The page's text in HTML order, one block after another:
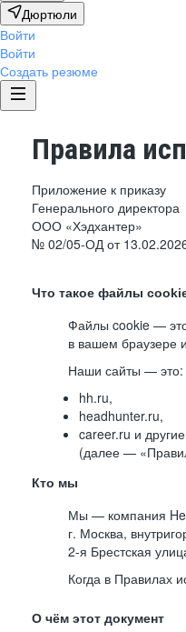
Дюртюли
Войти
Войти
Создать резюме
Правила
Приложение к приказу
Генерального директора
ООО «Хэдхантер»
№ 02/05-ОД от
Что такое файлы
Файлы cookie —
в вашем браузере
Наши сайты — это:
hh.ru,
headhunter.ru,
career.ru и
(далее —
Кто мы
Мы — компания
г. Москва,
2-я Брестская
Когда в Правилах
О чём этот документ